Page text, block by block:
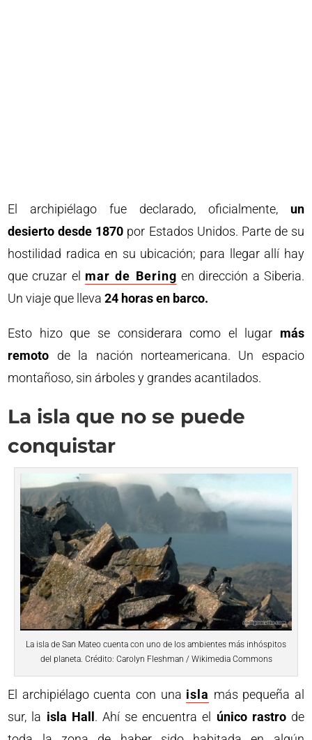
El archipiélago fue declarado, oficialmente, un
desierto desde 1870 por Estados Unidos. Parte de su
hostilidad radica en su ubicación; para llegar allí hay
que cruzar el mar de Bering en dirección a Siberia.
Un viaje que lleva24 horas en barco.
Esto hizo que se considerara como el lugar más
remoto de la nación norteamericana. Un espacio
montañoso, sin árboles y grandes acantilados.
La isla que no se puede
conquistar
La isla de San Mateo cuenta con uno de los ambientes más inhóspitos
del planeta. Crédito: Carolyn Fleshman / Wikimedia Commons
El archipiélago cuenta con una isla más pequeña al
sur, la isla Hall . Ahí se encuentra el único rastrode